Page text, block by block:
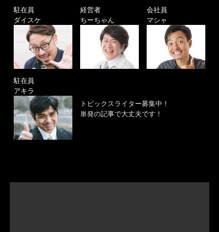
駐在員
ダイスケ
経営者
ちーちゃん
会社員
マシャ
駐在員
アキラ
トピックスライター募集中！
単発の記事で大丈夫です！